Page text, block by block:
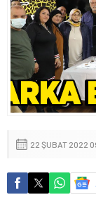
22 ŞUBAT 2022